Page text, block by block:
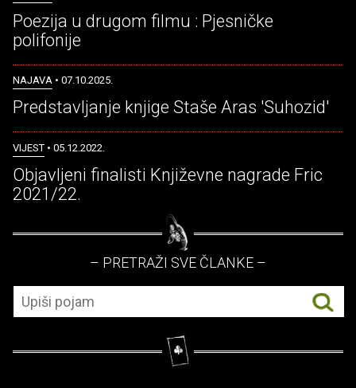
Poezija u drugom filmu : Pjesničke
polifonije
NAJAVA • 07.10.2025.
Predstavljanje knjige Staše Aras 'Suhozid'
VIJEST • 05.12.2022.
Objavljeni finalisti Književne nagrade Fric
2021/22.
– PRETRAŽI SVE ČLANKE –